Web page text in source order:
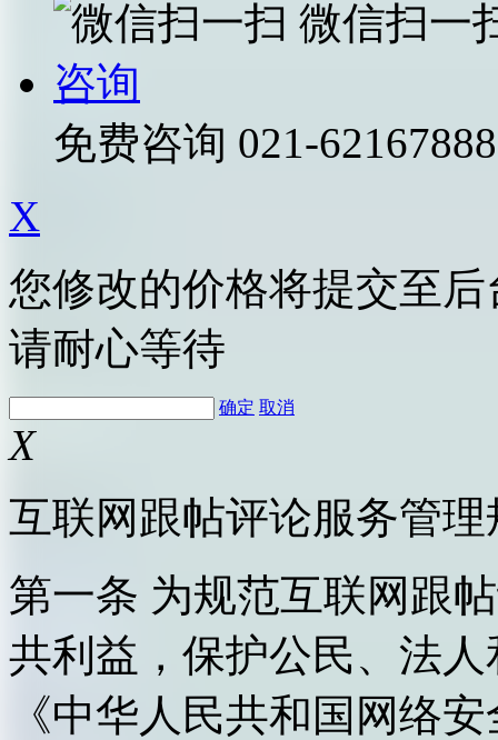
微信扫一
咨询
免费咨询 021-62167888
X
您修改的价格将提交至
请耐心等待
确定 取消
X
互联网跟帖评论服务管理
第一条 为规范互联网跟
共利益，保护公民、法
《中华人民共和国网络